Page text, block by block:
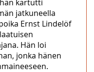
kartutti
jatkuneella
Ernst Lindelöf
Hän loi
jonka hänen